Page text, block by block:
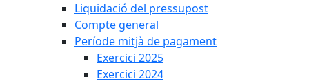
Liquidació del pressupost
Compte general
Període mitjà de pagament
Exercici 2025
Exercici 2024